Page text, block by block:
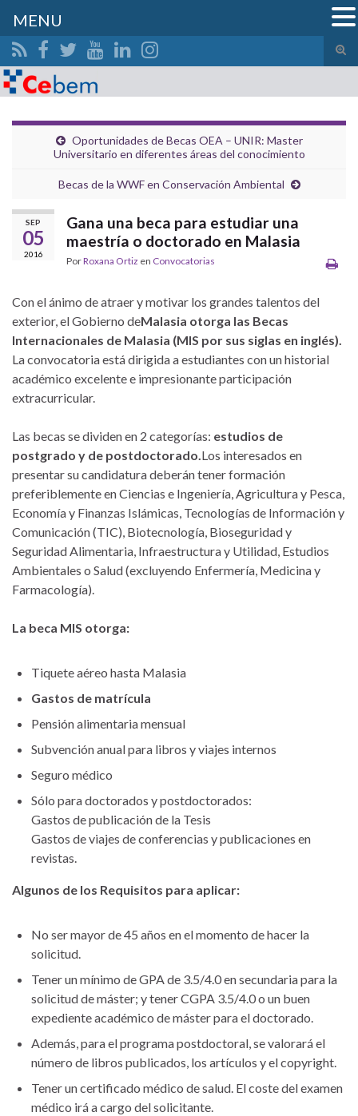
el
Search for:
Oportunidades de Becas OEA – UNIR: Master
Universitario en diferentes áreas del conocimiento
Becas de la WWF en Conservación Ambiental
SEP
05
2016
Gana una beca para estudiar una
maestría o doctorado en Malasia
PorRoxana Ortiz en Convocatorias
Con el ánimo de atraer y motivar los grandes talentos del
exterior, el Gobierno deMalasia otorga las Becas
Internacionales de Malasia (MIS por sus siglas en inglés).
La convocatoria está dirigida a estudiantes con un historial
académico excelente e impresionante participación
extracurricular.
Las becas se dividen en 2 categorías: estudios de
postgrado y de postdoctorado.Los interesados en
presentar su candidatura deberán tener formación
preferiblemente en Ciencias e Ingeniería, Agricultura y Pesca,
Economía y Finanzas Islámicas, Tecnologías de Información y
Comunicación (TIC), Biotecnología, Bioseguridad y
Seguridad Alimentaria, Infraestructura y Utilidad, Estudios
Ambientales o Salud (excluyendo Enfermería, Medicina y
Farmacología).
La beca MIS otorga:
Tiquete aéreo hasta Malasia
Gastos de matrícula
Pensión alimentaria mensual
Subvención anual para libros y viajes internos
Seguro médico
Sólo para doctorados y postdoctorados:
Gastos de publicación de la Tesis
Gastos de viajes de conferencias y publicaciones en
revistas.
Algunos de los Requisitos para aplicar:
No ser mayor de 45 años en el momento de hacer la
solicitud.
Tener un mínimo de GPA de 3.5/4.0 en secundaria para la
solicitud de máster; y tener CGPA 3.5/4.0 o un buen
expediente académico de máster para el doctorado.
Además, para el programa postdoctoral, se valorará el
número de libros publicados, los artículos y el copyright.
Tener un certificado médico de salud. El coste del examen
médico irá a cargo del solicitante.
MENU